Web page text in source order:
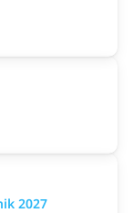
2027